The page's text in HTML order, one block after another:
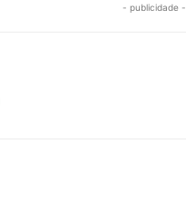
- publicidade -